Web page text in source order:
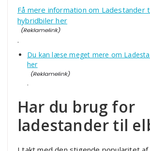
Få mere information om Ladestander
hybridbiler her
.
Du kan læse meget mere om
her
.
Har du brug for
ladestander til